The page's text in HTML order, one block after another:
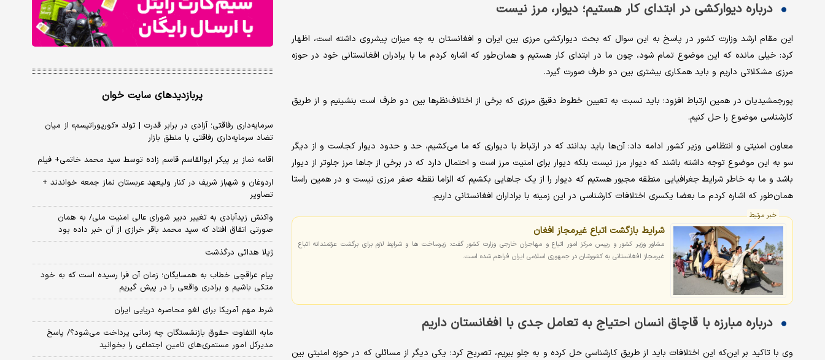
درباره دیوارکشی در ابتدای کار هستیم؛ دیوار، مرز نیست
این مقام ارشد وزارت کشور در پاسخ به این سوال که بحث دیوارکشی مرزی بین ایران و افغانستان به چه میزان پیشروی داشته است، اظهار
کرد: خیلی مانده که این موضوع تمام شود، چون ما در ابتدای کار هستیم و همان‌طور که اشاره کردم ما با برادران افغانستانی خود در حوزه
مرزی مشکلاتی داریم و باید همکاری بیشتری بین دو طرف صورت گیرد.
پورجمشیدیان در همین ارتباط افزود: باید نسبت به تعیین خطوط دقیق مرزی که برخی از اختلاف‌نظرها بین دو طرف است بنشینیم و از طریق
کارشناسی موضوع را حل کنیم.
معاون امنیتی و انتظامی وزیر کشور ادامه داد: آن‌ها باید بدانند که در ارتباط با دیواری که ما می‌کشیم، حد و حدود دیوار کجاست و از دیگر
سو به این موضوع توجه داشته باشند که دیوار مرز نیست بلکه دیوار برای امنیت مرز است و احتمال دارد که در برخی از جاها مرز جلوتر از دیوار
باشد و ما به خاطر شرایط جغرافیایی منطقه مجبور هستیم که دیوار را از یک جاهایی بکشیم که الزاما نقطه صفر مرزی نیست و در همین راستا
همان‌طور که اشاره کردم ما بعضا یکسری اختلافات کارشناسی در این زمینه با براداران افغانستانی داریم.
خبر مرتبط
شرایط بازگشت اتباع غیرمجاز افغان
مشاور وزیر کشور و رییس مرکز امور اتباع و مهاجران خارجی وزارت کشور گفت: زیرساخت ها و شرایط لازم برای برگشت عزتمندانه اتباع
غیرمجاز افغانستانی به کشورشان در جمهوری اسلامی ایران فراهم شده است.
درباره مبارزه با قاچاق انسان احتیاج به تعامل جدی با افغانستان داریم
وی با تاکید بر این‌که این اختلافات باید از طریق کارشناسی حل کرده و به جلو ببریم، تصریح کرد: یکی دیگر از مسائلی که در حوزه امنیتی بین
پربازدیدهای سایت خوان
سرمایه‌داری رفاقتی؛ آزادی در برابر قدرت | تولد «کورپوراتیسم» از میان
تضاد سرمایه‌داری رفاقتی با منطق بازار
اقامه نماز بر پیکر ابوالقاسم قاسم زاده توسط سید محمد خاتمی+ فیلم
اردوغان و شهباز شریف در کنار ولیعهد عربستان نماز جمعه خواندند +
تصاویر
واکنش زیدآبادی به تغییر دبیر شورای عالی امنیت ملی/ به همان
صورتی اتفاق افتاد که سید محمد باقر خرازی از آن خبر داده بود
ژیلا هدائی درگذشت
پیام عراقچی خطاب به همسایگان؛ زمان آن فرا رسیده است که به خود
متکی باشیم و برادری واقعی را در پیش گیریم
شرط مهم آمریکا برای لغو محاصره دریایی ایران
مابه التفاوت حقوق بازنشستگان چه زمانی پرداخت می‌شود؟/ پاسخ
مدیرکل امور مستمری‌های تامین اجتماعی را بخوانید